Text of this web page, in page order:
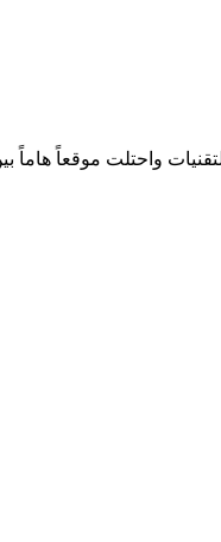
متواجدة في دولتين وتعمل في هذا المجال منذ 2005 وقدمت خدماتها